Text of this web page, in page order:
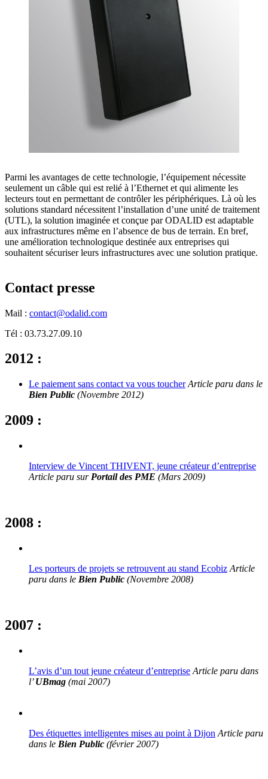
Parmi les avantages de cette technologie, l’équipement nécessite
seulement un câble qui est relié à l’Ethernet et qui alimente les
lecteurs tout en permettant de contrôler les périphériques. Là où les
solutions standard nécessitent l’installation d’une unité de traitement
(UTL), la solution imaginée et conçue par ODALID est adaptable
aux infrastructures même en l’absence de bus de terrain. En bref,
une amélioration technologique destinée aux entreprises qui
souhaitent sécuriser leurs infrastructures avec une solution pratique.
Contact presse
Mail : contact@odalid.com
Tél : 03.73.27.09.10
2012 :
Le paiement sans contact va vous toucher Article paru dans le
Bien Public (Novembre 2012)
2009 :
Interview de Vincent THIVENT, jeune créateur d’entreprise
Article paru sur Portail des PME (Mars 2009)
2008 :
Les porteurs de projets se retrouvent au stand Ecobiz Article
paru dans le Bien Public (Novembre 2008)
2007 :
L’avis d’un tout jeune créateur d’entreprise Article paru dans
l’UBmag (mai 2007)
Des étiquettes intelligentes mises au point à Dijon Article paru
dans le Bien Public (février 2007)